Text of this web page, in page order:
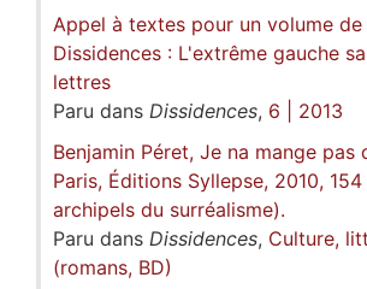
Appel à textes pour un volume
Dissidences : L'extrême gauche
lettres
Paru dans Dissidences, 6 | 2013
Benjamin Péret, Je na mange pas
Paris, Éditions Syllepse, 2010,
archipels du surréalisme).
Paru dans Dissidences, Culture,
(romans, BD)